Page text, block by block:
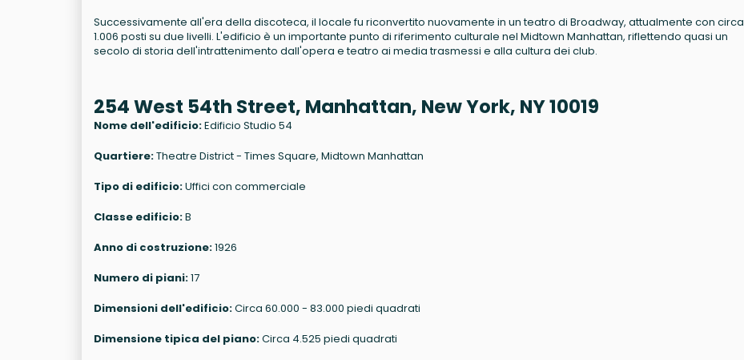
Successivamente all'era della discoteca, il locale fu riconvertito nuovamente in un teatro di Broadway, attualmente con circa
1.006 posti su due livelli. L'edificio è un importante punto di riferimento culturale nel Midtown Manhattan, riflettendo quasi un
secolo di storia dell'intrattenimento dall'opera e teatro ai media trasmessi e alla cultura dei club.
254 West 54th Street, Manhattan, New York, NY 10019
Nome dell'edificio:Edificio Studio 54
Quartiere:Theatre District - Times Square, Midtown Manhattan
Tipo di edificio:Uffici con commerciale
Classe edificio:B
Anno di costruzione:1926
Numero di piani:17
Dimensioni dell'edificio:Circa 60.000 - 83.000 piedi quadrati
Dimensione tipica del piano:Circa 4.525 piedi quadrati